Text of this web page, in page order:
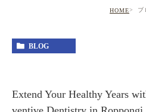
HOME ブ
BLOG
Extend Your Healthy Years